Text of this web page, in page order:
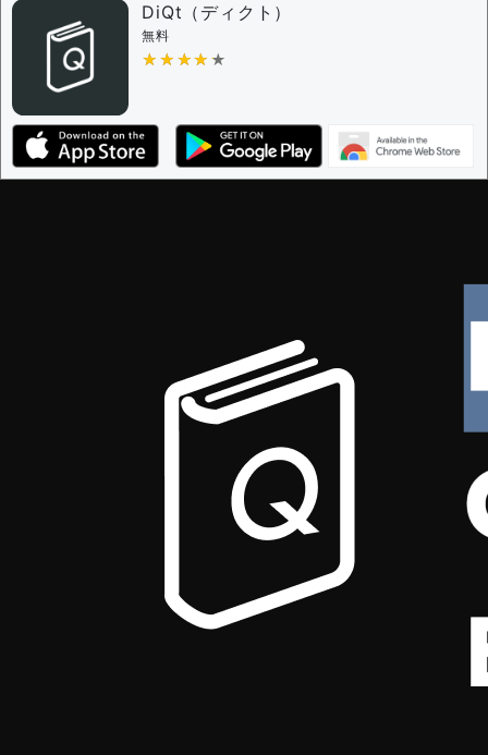
DiQt（ディクト）
無料
★★★★★
★★★★★